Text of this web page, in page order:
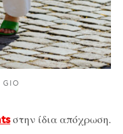
στην ίδια απόχρωση.